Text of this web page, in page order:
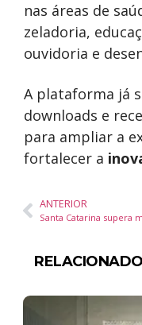
nas áreas de
zeladoria,
ouvidoria e
A plataforma já
downloads e
para ampliar a
fortalecer a
ANTERIOR